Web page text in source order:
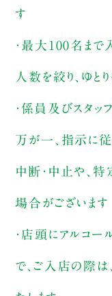
す
・最大100名まで
人数を絞り、ゆと
・係員及びスタッ
万が一、指示に従
中断・中止や、
場合がございます
・店頭にアルコー
で、ご入店の際